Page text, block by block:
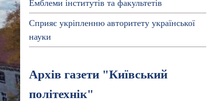
Емблеми інститутів та факультетів
Сприяє укріпленню авторитету української
науки
Архів газети "Київський
політехнік"